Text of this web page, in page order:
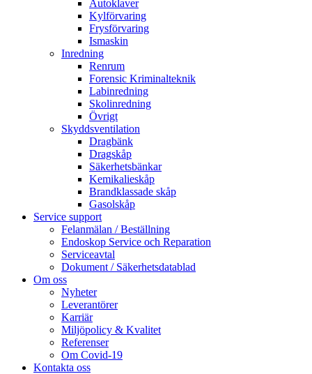
Autoklaver
Kylförvaring
Frysförvaring
Ismaskin
Inredning
Renrum
Forensic Kriminalteknik
Labinredning
Skolinredning
Övrigt
Skyddsventilation
Dragbänk
Dragskåp
Säkerhetsbänkar
Kemikalieskåp
Brandklassade skåp
Gasolskåp
Service support
Felanmälan / Beställning
Endoskop Service och Reparation
Serviceavtal
Dokument / Säkerhetsdatablad
Om oss
Nyheter
Leverantörer
Karriär
Miljöpolicy & Kvalitet
Referenser
Om Covid-19
Kontakta oss